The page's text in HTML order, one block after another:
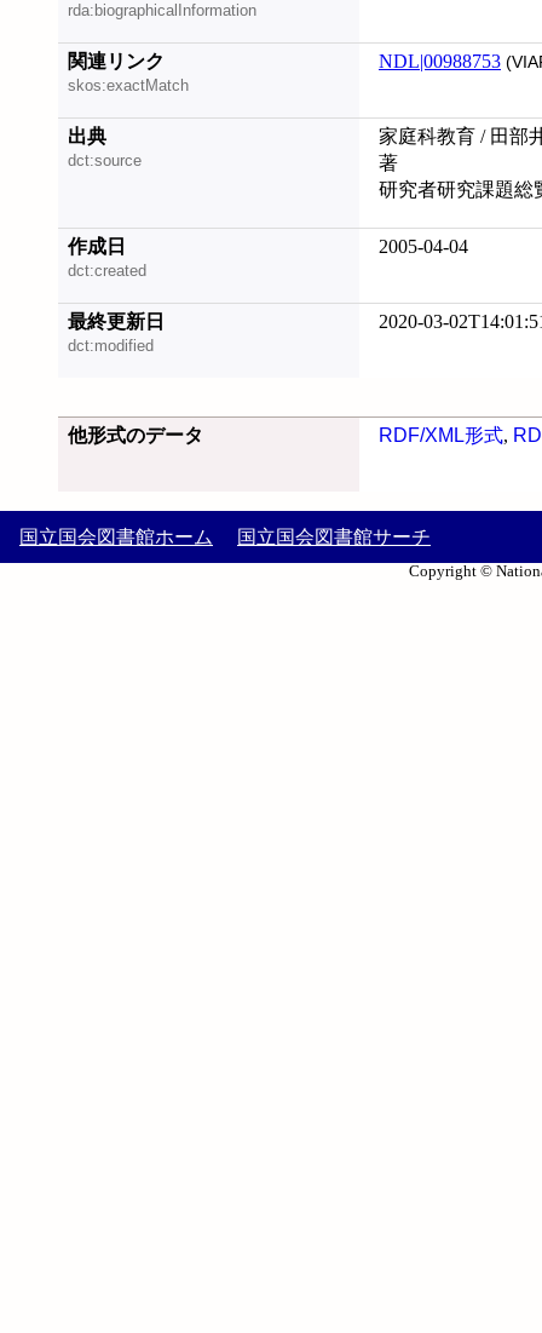
rda:biographicalInformation
関連リンク
skos:exactMatch
NDL|00988753
出典
dct:source
家庭科教育 / 田部
著
研究者研究課題総
作成日
dct:created
2005-04-04
最終更新日
dct:modified
2020-03-
他形式のデータ RDF/XML形式,
国立国会図書館ホーム 国立国会図書館サーチ
Copyright ©